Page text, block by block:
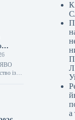
із
стала
Л
а